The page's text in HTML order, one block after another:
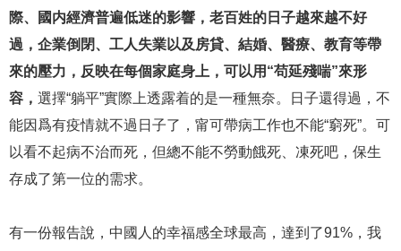
際、國内經濟普遍低迷的影響，老百姓的日子越來越不好
過，企業倒閉、工人失業以及房貸、結婚、醫療、教育等帶
來的壓力，反映在每個家庭身上，可以用“苟延殘喘”來形
容， 選擇“躺平”實際上透露着的是一種無奈。日子還得過，不
能因爲有疫情就不過日子了，甯可帶病工作也不能“窮死”。可
以看不起病不治而死，但總不能不勞動餓死、凍死吧，保生
存成了第一位的需求。
有一份報告說，中國人的幸福感全球最高，達到了91%，我